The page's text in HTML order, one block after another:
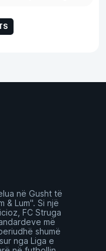
në Gusht të
& Lum". Si një
FC Struga
më
shumë
nga Liga e